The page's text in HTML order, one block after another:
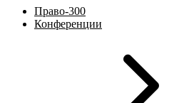
Право-300
Конференции